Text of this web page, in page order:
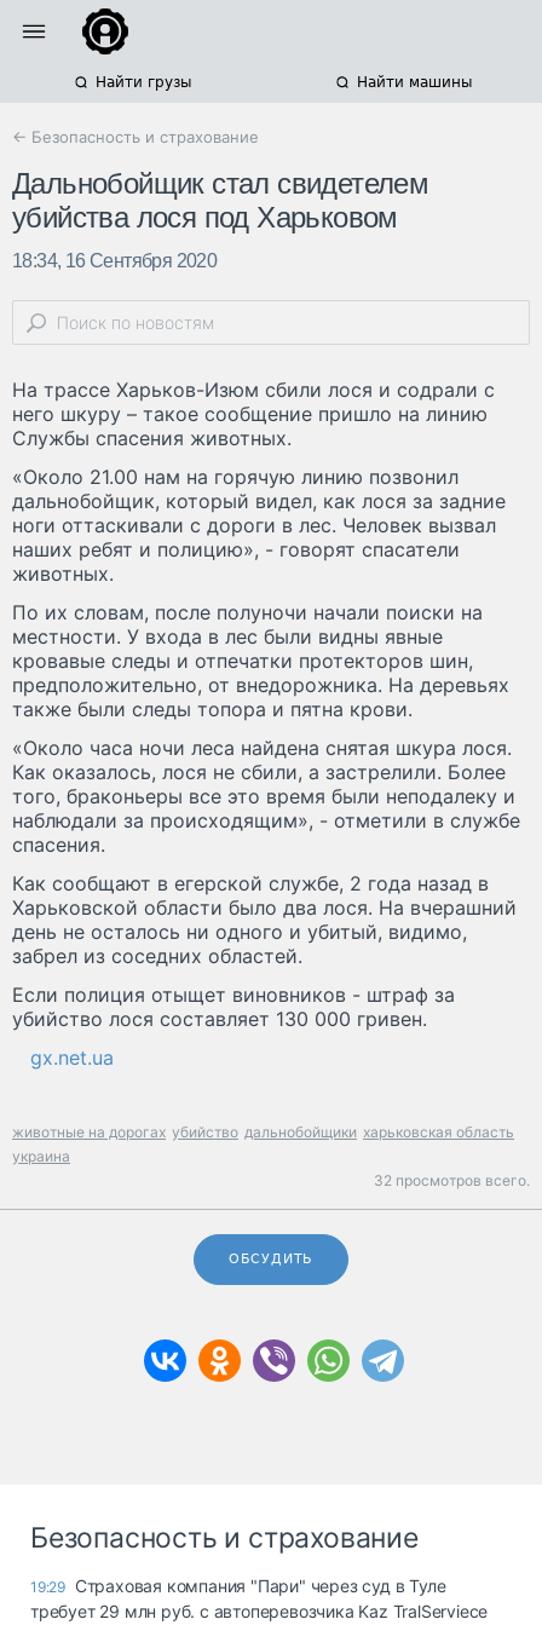
Найти грузы Найти машины
← Безопасность и страхование
Дальнобойщик стал свидетелем
убийства лося под Харьковом
18:34, 16 Сентября 2020
На трассе Харьков-Изюм сбили лося и содрали с
него шкуру – такое сообщение пришло на линию
Службы спасения животных.
«Около 21.00 нам на горячую линию позвонил
дальнобойщик, который видел, как лося за задние
ноги оттаскивали с дороги в лес. Человек вызвал
наших ребят и полицию», - говорят спасатели
животных.
По их словам, после полуночи начали поиски на
местности. У входа в лес были видны явные
кровавые следы и отпечатки протекторов шин,
предположительно, от внедорожника. На деревьях
также были следы топора и пятна крови.
«Около часа ночи леса найдена снятая шкура лося.
Как оказалось, лося не сбили, а застрелили. Более
того, браконьеры все это время были неподалеку и
наблюдали за происходящим», - отметили в службе
спасения.
Как сообщают в егерской службе, 2 года назад в
Харьковской области было два лося. На вчерашний
день не осталось ни одного и убитый, видимо,
забрел из соседних областей.
Если полиция отыщет виновников - штраф за
убийство лося составляет 130 000 гривен.
gx.net.ua
животные на дорогах убийство дальнобойщики харьковская область
украина
32 просмотров всего.
ОБСУДИТЬ
Безопасность и страхование
19:29 Страховая компания "Пари" через суд в Туле
требует 29 млн руб. с автоперевозчика Kaz TralServiece